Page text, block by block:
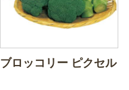
ブロッコリー ピクセル